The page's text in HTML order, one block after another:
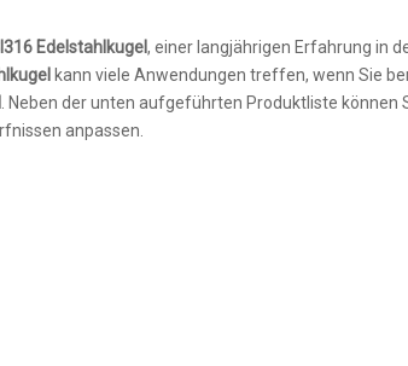
Edelstahlkugel, einer langjährigen Erfahrung in
kann viele Anwendungen treffen, wenn Sie
. Neben der unten aufgeführten Produktliste können
anpassen.